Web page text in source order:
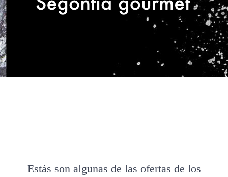
Estás son algunas de las ofertas de los